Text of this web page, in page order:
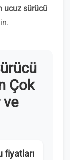
ucuz sürücü
Çok
ve
fiyatları